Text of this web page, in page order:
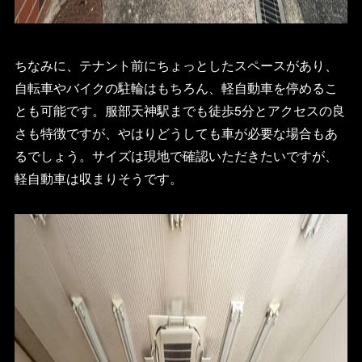
ちなみに、テナント前にちょっとしたスペースがあり、
自転車やバイクの駐輪はもちろん、軽自動車を停めるこ
とも可能です。服部天神駅までも徒歩5分とアクセスの良
さも特徴ですが、やはりどうしても車が必要な場合もあ
るでしょう。サイズは現地で確認いただきたいですが、
軽自動車は収まりそうです。